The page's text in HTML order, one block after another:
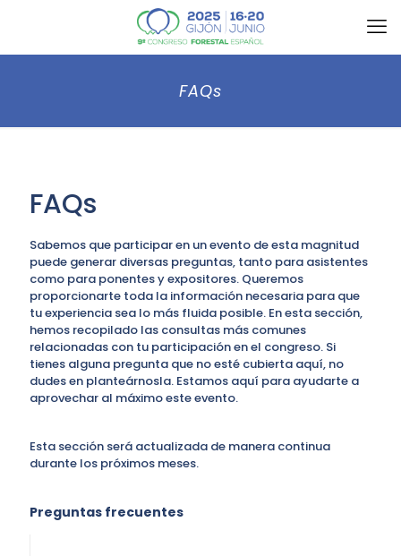
FAQs
FAQs
Sabemos que participar en un evento de esta magnitud
puede generar diversas preguntas, tanto para asistentes
como para ponentes y expositores. Queremos
proporcionarte toda la información necesaria para que
tu experiencia sea lo más fluida posible. En esta sección,
hemos recopilado las consultas más comunes
relacionadas con tu participación en el congreso. Si
tienes alguna pregunta que no esté cubierta aquí, no
dudes en planteárnosla. Estamos aquí para ayudarte a
aprovechar al máximo este evento.
Esta sección será actualizada de manera continua
durante los próximos meses.
Preguntas frecuentes